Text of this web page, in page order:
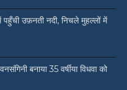
पहुँची उफ़नती नदी, निचले मुहल्लों में
बनाया 35 वर्षीया विधवा को